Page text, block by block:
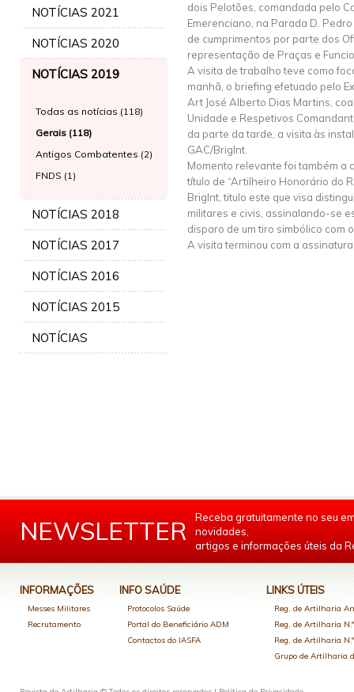
NOTÍCIAS 2021
NOTÍCIAS 2020
NOTÍCIAS 2019
Todas as notícias (118)
Gerais (118)
Antigos Combatentes (2)
FNDS (1)
NOTÍCIAS 2018
NOTÍCIAS 2017
NOTÍCIAS 2016
NOTÍCIAS 2015
NOTÍCIAS
dois Pelotões, comandada pelo
Emerenciano, na Parada D.
de cumprimentos por parte dos
representação de Praças e
A visita de trabalho teve como
manhã, o briefing efetuado pelo
Art José Alberto Dias Martins,
Unidade e Respetivos
da parte da tarde, a visita às
GAC/Briglnt.
Momento relevante foi também a
título de “Artilheiro Honorário do
BrigInt, titulo este que visa
militares e civis, assinalando-se
disparo de um tiro simbólico com
A visita terminou com a
NEWSLETTER
Receba gratuitamente no seu
novidades,
artigos e informações úteis da
INFORMAÇÕES
Messes Militares
Recrutamento
INFO SAÚDE
Protocolos Saúde
Portal do Beneficiário ADM
Contactos do IASFA
LINKS ÚTEIS
Reg. de Artilharia
Reg. de Artilharia
Reg. de Artilharia
Grupo de Artilharia